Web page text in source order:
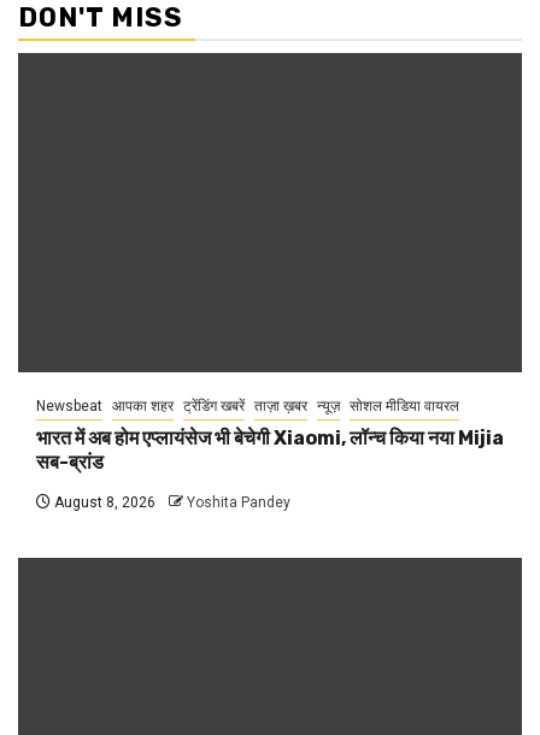
DON'T MISS
Newsbeat आपका शहर ट्रेंडिंग खबरें ताज़ा ख़बर न्यूज़ सोशल मीडिया वायरल
भारत में अब होम एप्लायंसेज भी बेचेगी Xiaomi, लॉन्च किया नया Mijia
सब-ब्रांड
August 8, 2026 Yoshita Pandey